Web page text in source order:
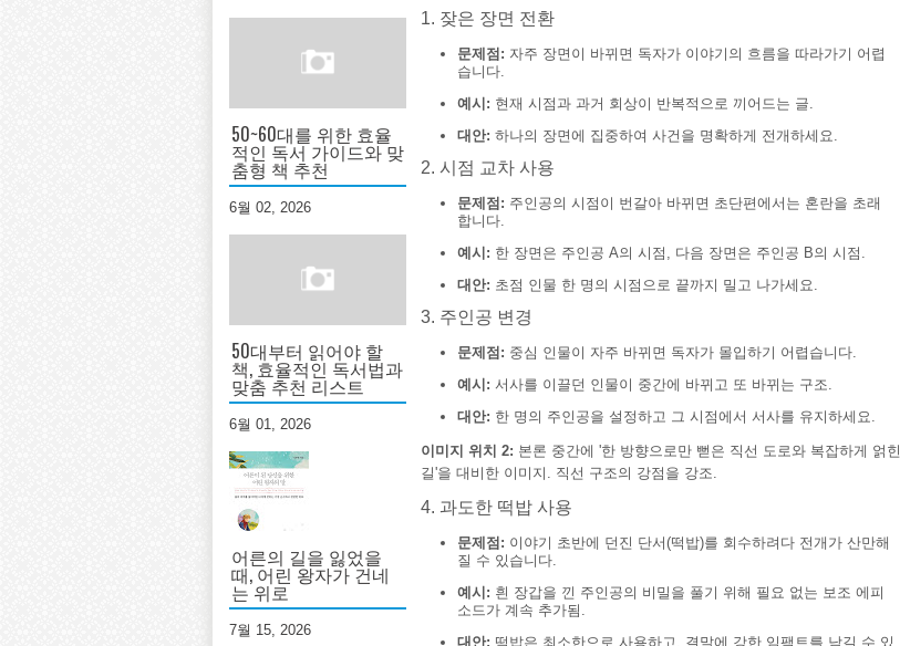
50~60대를 위한 효율
적인 독서 가이드와 맞
춤형 책 추천
6월 02, 2026
50대부터 읽어야 할
책, 효율적인 독서법과
맞춤 추천 리스트
6월 01, 2026
어른의 길을 잃었을
때, 어린 왕자가 건네
는 위로
7월 15, 2026
1. 잦은 장면 전환
문제점: 자주 장면이 바뀌면 독자가 이야기의 흐름을 따라가기 어렵
습니다.
예시: 현재 시점과 과거 회상이 반복적으로 끼어드는 글.
대안: 하나의 장면에 집중하여 사건을 명확하게 전개하세요.
2. 시점 교차 사용
문제점: 주인공의 시점이 번갈아 바뀌면 초단편에서는 혼란을 초래
합니다.
예시: 한 장면은 주인공 A의 시점, 다음 장면은 주인공 B의 시점.
대안: 초점 인물 한 명의 시점으로 끝까지 밀고 나가세요.
3. 주인공 변경
문제점: 중심 인물이 자주 바뀌면 독자가 몰입하기 어렵습니다.
예시: 서사를 이끌던 인물이 중간에 바뀌고 또 바뀌는 구조.
대안: 한 명의 주인공을 설정하고 그 시점에서 서사를 유지하세요.
이미지 위치 2: 본론 중간에 '한 방향으로만 뻗은 직선 도로와 복잡하게 얽힌
길'을 대비한 이미지. 직선 구조의 강점을 강조.
4. 과도한 떡밥 사용
문제점: 이야기 초반에 던진 단서(떡밥)를 회수하려다 전개가 산만해
질 수 있습니다.
예시: 흰 장갑을 낀 주인공의 비밀을 풀기 위해 필요 없는 보조 에피
소드가 계속 추가됨.
대안: 떡밥은 최소한으로 사용하고, 결말에 강한 임팩트를 남길 수 있